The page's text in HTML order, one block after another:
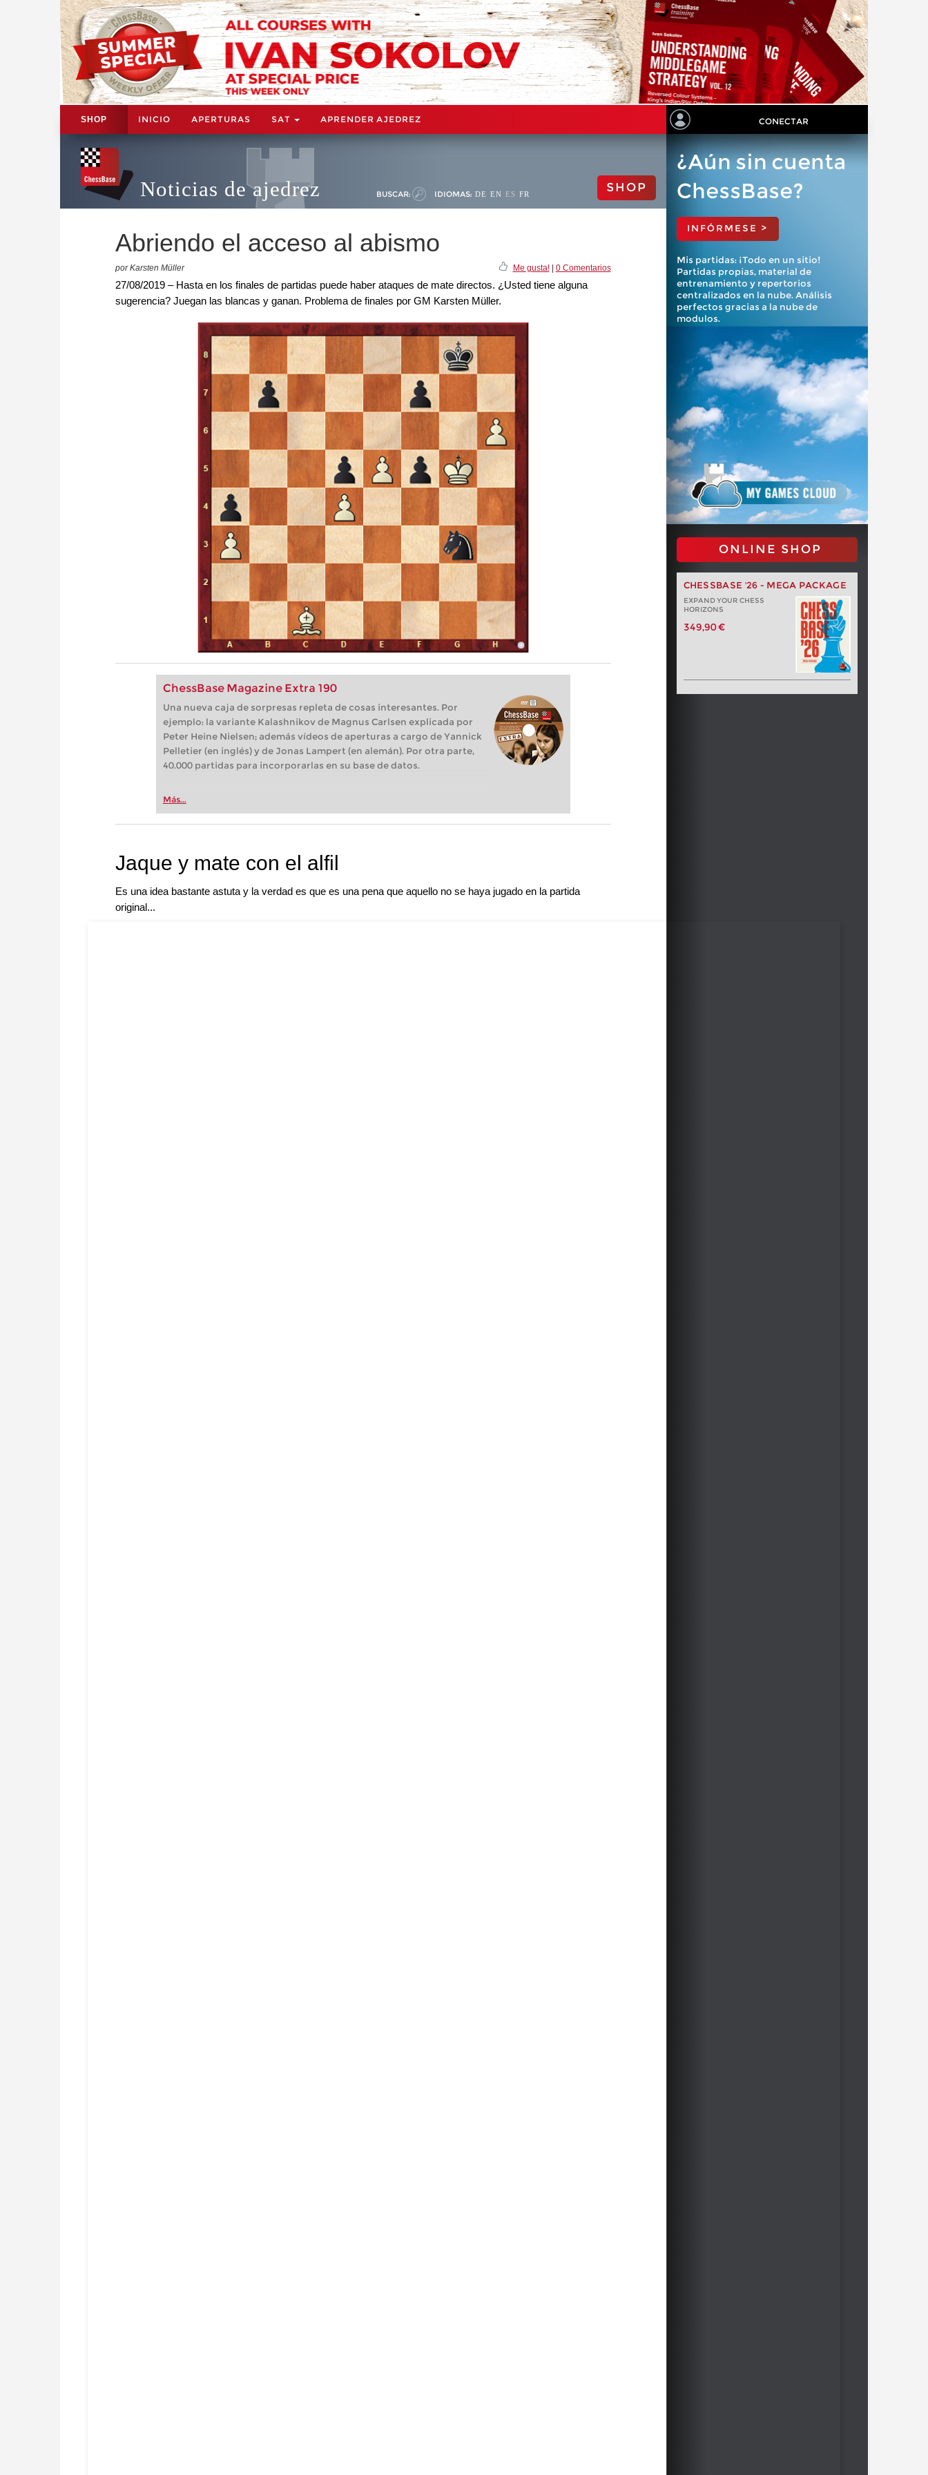
SHOP INICIO APERTURAS SAT APRENDER AJEDREZ CONECTAR
Noticias de ajedrez BUSCAR: IDIOMAS: DE EN ES FR SHOP
Abriendo el acceso al abismo
por Karsten Müller Me gusta!| 0 Comentarios
27/08/2019 – Hasta en los finales de partidas puede haber ataques de mate directos. ¿Usted tiene alguna
sugerencia? Juegan las blancas y ganan. Problema de finales por GM Karsten Müller.
ChessBase Magazine Extra 190
Una nueva caja de sorpresas repleta de cosas interesantes. Por
ejemplo: la variante Kalashnikov de Magnus Carlsen explicada por
Peter Heine Nielsen; además vídeos de aperturas a cargo de Yannick
Pelletier (en inglés) y de Jonas Lampert (en alemán). Por otra parte,
40.000 partidas para incorporarlas en su base de datos.
Más...
¿Aún sin cuenta
ChessBase?
INFÓRMESE >
Mis partidas: ¡Todo en un sitio!
Partidas propias, material de
entrenamiento y repertorios
centralizados en la nube. Análisis
perfectos gracias a la nube de
modulos.
ONLINE SHOP
CHESSBASE '26 - MEGA PACKAGE
EXPAND YOUR CHESS
HORIZONS
349,90 €
Jaque y mate con el alfil
Es una idea bastante astuta y la verdad es que es una pena que aquello no se haya jugado en la partida
original...